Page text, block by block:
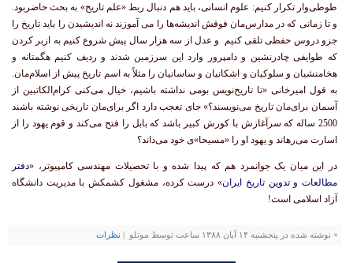
طوطی‌وار تکرار کنیم: علوم انسانی، باید هم دنبال ربط «علم تاریخ» به بحث حاضربود.
و تا زمانی که در مدارس‌مان فوقش اندیشه‌ها را می آموزند نه اندیشیدن را باید تاریخ را
جزو دروس حفظی تلقی کنیم و عدل از سه هزار سال پیش شروع کنیم به ازبر کردن
که طوایفی چادرنشین و دامپرور وارد این سرزمین شدند و ردیف کنیم هگمتانه و
هخامنشیان و سلوکیان و اشکانیان و ساسانیان را مثلاً به اسم تاریخ پیش از اسلام‌مان.
به قول امیرخانی «تا تاریخ‌نویس بومی نداشته باشیم، خیال می‌کنی کرام‌الکاتبین از
آسمان برای‌مان تاریخ می‌نویسند؟» جای تعجب دارد اگر برای‌مان تاریخی نوشته باشند
2500 ساله که سرآغازش با کورش کبیر باشد که بابل را فتح می‌کند و قوم یهود را از
اسارت می‌رهاند و یهود او را «مسیحا»ی خود می‌داند؟
در این میان یک جوانمرد هم که پیدا شده و با تحصیلات مهندسی کامپیوتر، «دفتر
مطالعات و تدوین تاریخ ایران»درست کرده، مشغول کشمکش با مدیریت دانشگاه
آزاد اسلامی است!
+ نوشته شده در پنجشنبه ۱۴ آبان ۱۳۸۸ ساعت توسط موتلو | نظرات